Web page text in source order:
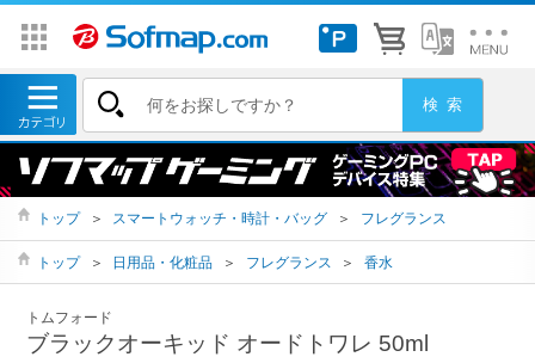
トップ ＞ スマートウォッチ・時計・バッグ ＞ フレグランス
トップ ＞ 日用品・化粧品 ＞ フレグランス ＞ 香水
トムフォード
ブラックオーキッド オードトワレ 50ml